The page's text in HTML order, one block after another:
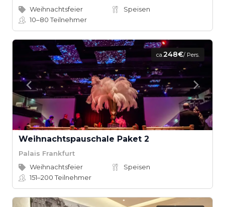
Weihnachtsfeier
Speisen
10–80Teilnehmer
ca.248€/ Pers.
Weihnachtspauschale Paket 2
Palais Frankfurt
Weihnachtsfeier
Speisen
151–200Teilnehmer